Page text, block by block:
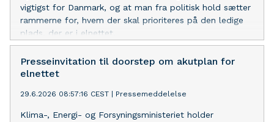
vigtigst for Danmark, og at man fra politisk hold sætter
rammerne for, hvem der skal prioriteres på den ledige
plads, der er i elnettet.
Presseinvitation til doorstep om akutplan for
elnettet
29.6.2026 08:57:16 CEST Pressemeddelelse
Klima-, Energi- og Forsyningsministeriet holder